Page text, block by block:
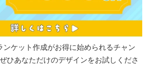
ンケット作成がお得に始められるチャン
ひあなただけのデザインをお試しくださ